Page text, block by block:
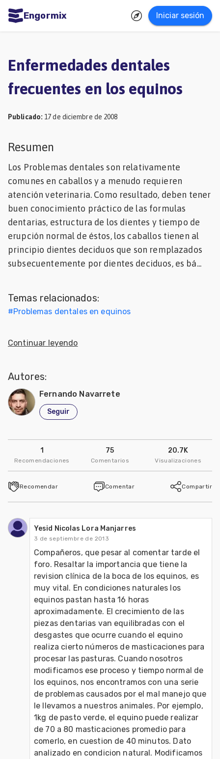
Engormix Iniciar sesión
Agricultura
Balanceados
Avicultura
Ganadería
Lechería
Micotoxinas
Mascotas
Enfermedades dentales
frecuentes en los equinos
Publicado: 17 de diciembre de 2008
Resumen
Los Problemas dentales son relativamente
comunes en caballos y a menudo requieren
atención veterinaria. Como resultado, deben tener
buen conocimiento práctico de las formulas
dentarias, estructura de los dientes y tiempo de
erupción normal de éstos, los caballos tienen al
principio dientes deciduos que son remplazados
subsecuentemente por dientes deciduos, es bá...
Temas relacionados:
#Problemas dentales en equinos
Continuar leyendo
Autores:
Fernando Navarrete
Seguir
1
Recomendaciones
75
Comentarios
20.7K
Visualizaciones
Recomendar Comentar Compartir
Yesid Nicolas Lora Manjarres
3 de septiembre de 2013
Compañeros, que pesar al comentar tarde el
foro. Resaltar la importancia que tiene la
revision clínica de la boca de los equinos, es
muy vital. En condiciones naturales los
equinos pastan hasta 16 horas
aproximadamente. El crecimiento de las
piezas dentarias van equilibradas con el
desgastes que ocurre cuando el equino
realiza cierto números de masticaciones para
procesar las pasturas. Cuando nosotros
modificamos ese proceso y tiempo normal de
los equinos, nos encontramos con una serie
de problemas causados por el mal manejo que
le llevamos a nuestros animales. Por ejemplo,
1kg de pasto verde, el equino puede realizar
de 70 a 80 masticaciones promedio para
comerlo, en cuestion de 40 minutos. Dato
analizado en condicion natural. Modificamos